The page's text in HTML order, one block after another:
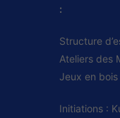
:
Structure
Ateliers des
Jeux en bois
Initiations :